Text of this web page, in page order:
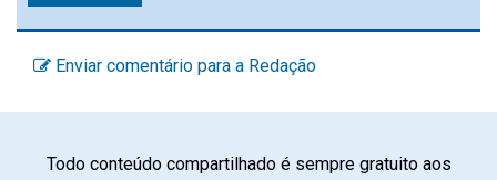
Enviar comentário para a Redação
Todo conteúdo compartilhado é sempre gratuito aos